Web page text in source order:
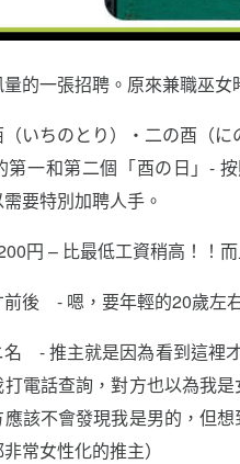
的一張招聘。原來兼職巫
いちのとり）・二の酉（に
第一和第二個「酉の日」-
要特別加聘人手。
円 – 比最低工資稍高！！而
後 - 嗯，要年輕的20歲左
- 推主就是因為看到這裡才
電話查詢，對方也以為我
應該不會發現我是男的，但
常女性化的推主）